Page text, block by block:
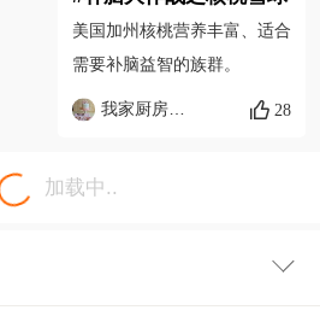
美国加州核桃营养丰富、适合
需要补脑益智的族群。
我家厨房香喷喷 28
加载中..